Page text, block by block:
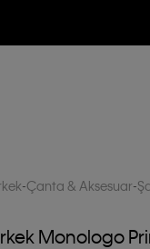
Çanta & Aksesuar
Monologo